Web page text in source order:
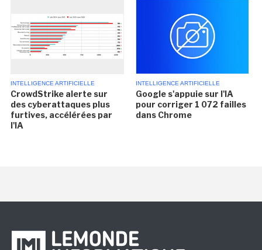
INTELLIGENCE ARTIFICIELLE
CrowdStrike alerte sur
des cyberattaques plus
furtives, accélérées par
l'IA
INTELLIGENCE ARTIFICIELLE
Google s'appuie sur l'IA
pour corriger 1 072 failles
dans Chrome